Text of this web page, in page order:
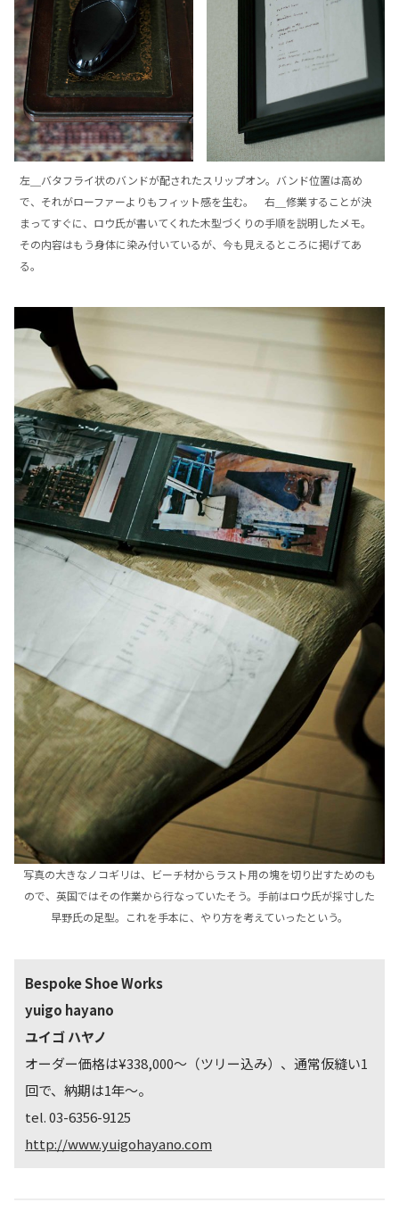
左＿バタフライ状のバンドが配されたスリップオン。バンド位置は高め
で、それがローファーよりもフィット感を生む。 右＿修業することが決
まってすぐに、ロウ氏が書いてくれた木型づくりの手順を説明したメモ。
その内容はもう身体に染み付いているが、今も見えるところに掲げてあ
る。
写真の大きなノコギリは、ビーチ材からラスト用の塊を切り出すためのも
ので、英国ではその作業から行なっていたそう。手前はロウ氏が採寸した
早野氏の足型。これを手本に、やり方を考えていったという。
Bespoke Shoe Works
yuigo hayano
ユイゴ ハヤノ
オーダー価格は¥338,000〜（ツリー込み）、通常仮縫い1
回で、納期は1年〜。
tel. 03-6356-9125
http://www.yuigohayano.com